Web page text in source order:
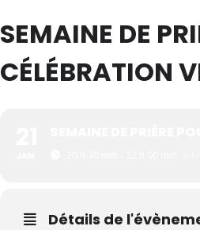
SEMAINE DE
CÉLÉBRATION
Détails de